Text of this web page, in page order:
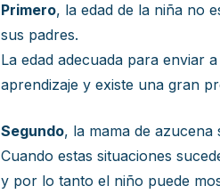
Primero, la edad de la niña no
sus padres.
La edad adecuada para enviar
aprendizaje y existe una gran
Segundo, la mama de azucena
Cuando estas situaciones
y por lo tanto el niño puede